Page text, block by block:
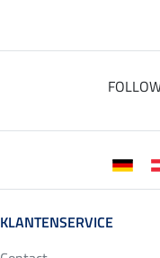
KLANTENSERVICE